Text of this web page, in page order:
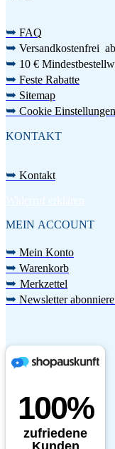
➥ FAQ
➥ Versandkostenfrei
➥ 10 €
➥ Feste Rabatte
➥ Sitemap
➥ Cookie Einstellungen
KONTAKT
➥ Kontakt
MEIN ACCOUNT
➥ Mein Konto
➥ Warenkorb
➥ Merkzettel
➥ Newsletter